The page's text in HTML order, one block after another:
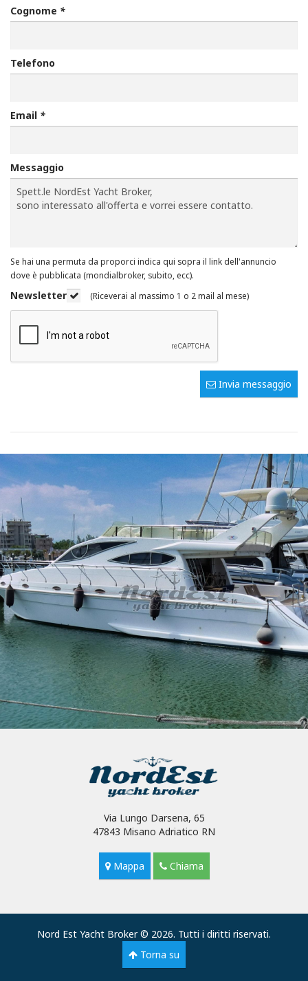
Cognome *
Telefono
Email *
Messaggio
Se hai una permuta da proporci indica qui sopra il link dell'annuncio
dove è pubblicata (mondialbroker, subito, ecc).
Newsletter (Riceverai al massimo 1 o 2 mail al mese)
Invia messaggio
Via Lungo Darsena, 65
47843 Misano Adriatico RN
Mappa Chiama
Nord Est Yacht Broker © 2026. Tutti i diritti riservati.
Torna su